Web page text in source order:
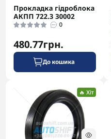
Прокладка гідроблока
АКПП 722.3 30002
0
480.77грн.
До кошика
🔥 Хіт